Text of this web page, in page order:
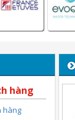
hàng
hàng